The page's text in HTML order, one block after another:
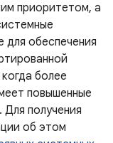
приоритетом, а
для обеспечения
более
повышенные
Для получения
об этом